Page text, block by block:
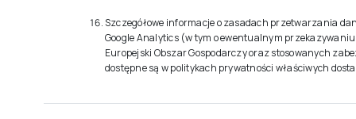
Szczegółowe informacje o zasadach przetwarzania
Google Analytics (w tym o ewentualnym
Europejski Obszar Gospodarczy oraz stosowanych
dostępne są w politykach prywatności właściwych